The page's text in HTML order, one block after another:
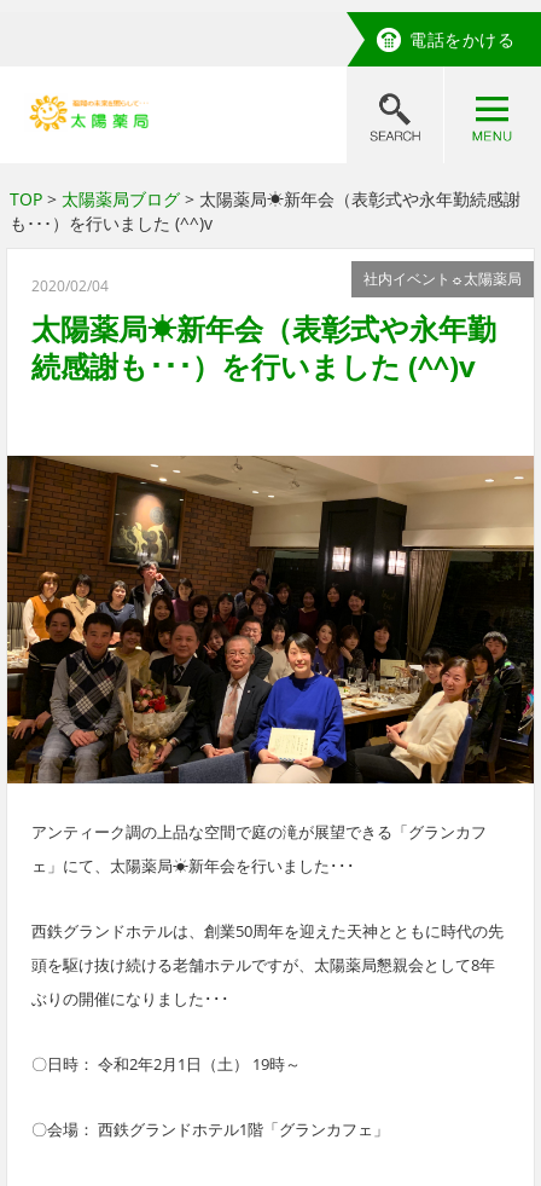
電話をかける
TOP> 太陽薬局ブログ> 太陽薬局☀新年会（表彰式や永年勤続感謝
も･･･）を行いました (^^)v
社内イベント☼太陽薬局
2020/02/04
太陽薬局☀新年会（表彰式や永年勤
続感謝も･･･）を行いました (^^)v
アンティーク調の上品な空間で庭の滝が展望できる「グランカフ
ェ」にて、太陽薬局☀新年会を行いました･･･
西鉄グランドホテルは、創業50周年を迎えた天神とともに時代の先
頭を駆け抜け続ける老舗ホテルですが、 太陽薬局懇親会として8年
ぶりの開催になりました･･･
〇日時： 令和2年2月1日（土） 19時～
〇会場： 西鉄グランドホテル1階「グランカフェ」